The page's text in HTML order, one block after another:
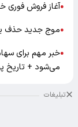
●آغاز فروش فوری
●موج جدید حذف
●
می‌شود + تاریخ
تبلیغات